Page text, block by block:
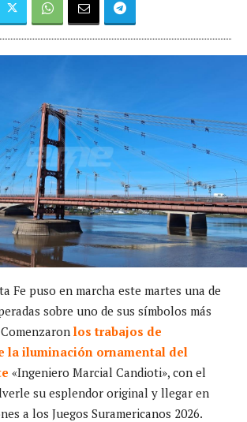
Fe puso en marcha este martes una de
sobre uno de sus símbolos más
los trabajos de
la iluminación ornamental del
«Ingeniero Marcial Candioti», con el
su esplendor original y llegar en
a los Juegos Suramericanos 2026.